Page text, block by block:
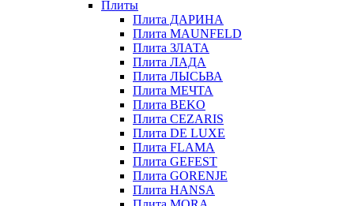
Плиты
Плита ДАРИНА
Плита MAUNFELD
Плита ЗЛАТА
Плита ЛАДА
Плита ЛЫСЬВА
Плита МЕЧТА
Плита BEKO
Плита CEZARIS
Плита DE LUXE
Плита FLAMA
Плита GEFEST
Плита GORENJE
Плита HANSA